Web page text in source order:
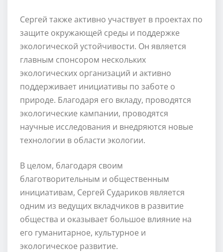
Сергей также активно участвует в проектах по
защите окружающей среды и поддержке
экологической устойчивости. Он является
главным спонсором нескольких
экологических организаций и активно
поддерживает инициативы по заботе о
природе. Благодаря его вкладу, проводятся
экологические кампании, проводятся
научные исследования и внедряются новые
технологии в области экологии.
В целом, благодаря своим
благотворительным и общественным
инициативам, Сергей Судариков является
одним из ведущих вкладчиков в развитие
общества и оказывает большое влияние на
его гуманитарное, культурное и
экологическое развитие.